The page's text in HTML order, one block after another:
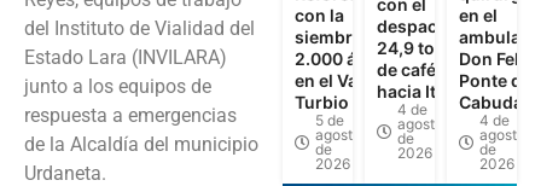
del Instituto de Vialidad del
Estado Lara (INVILARA)
junto a los equipos de
respuesta a emergencias
de la Alcaldía del municipio
Urdaneta.
con la
siembra de
2.000 árboles
en el Valle del
Turbio
5 de
agosto
de
2026
con el
despacho de
24,9 toneladas
de café verde
hacia Italia
4 de
agosto
de
2026
en el
Don
Ponte de
Cabudare
4 de
agosto
de
2026